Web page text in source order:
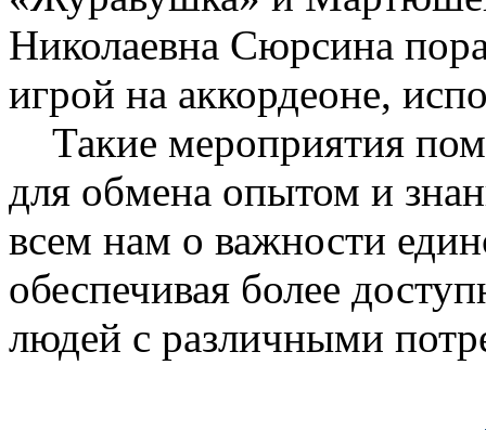
Николаевна Сюрсина
игрой на аккордеоне,
Такие мероприятия
для обмена опытом и
всем нам о важности
обеспечивая более
людей с различными